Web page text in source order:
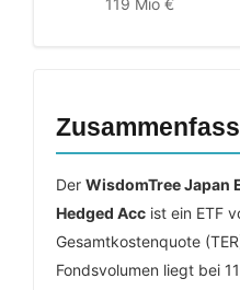
119 Mio €
Der WisdomTree Japan
Hedged Acc ist ein ETF
Gesamtkostenquote
Fondsvolumen liegt bei